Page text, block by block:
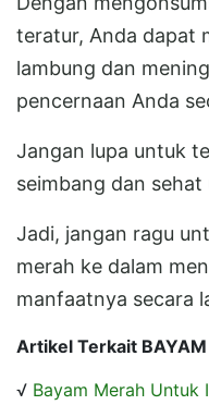
teratur, Anda dapat
lambung dan
pencernaan Anda
Jangan lupa untuk
seimbang dan
Jadi, jangan ragu
merah ke dalam
manfaatnya secara
Artikel Terkait BAYAM
√ Bayam Merah Untuk